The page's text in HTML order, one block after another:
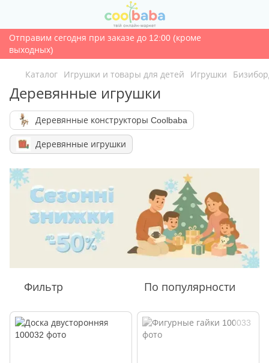
Отправим сегодня при заказе до 12:00 (кроме
выходных)
Каталог Игрушки и товары для детей Игрушки
Деревянные игрушки
Деревянные конструкторы Coolbaba
Деревянные игрушки
Фильтр По популярности